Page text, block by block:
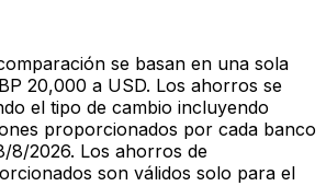
se basan en una sola
20,000 a USD. Los ahorros se
el tipo de cambio incluyendo
proporcionados por cada banco
8/2026. Los ahorros de
son válidos solo para el